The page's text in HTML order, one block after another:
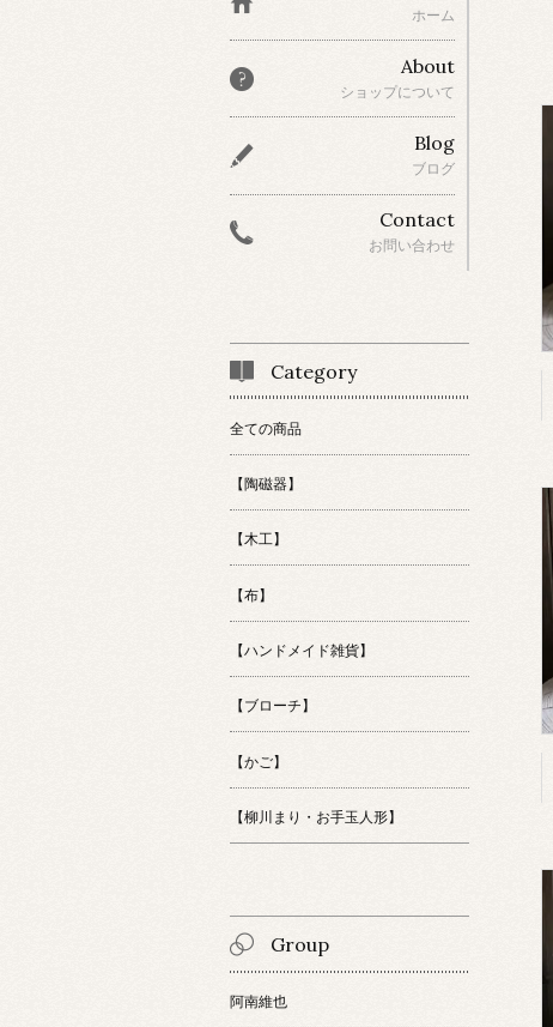
ホーム
About
ショップについて
Blog
ブログ
Contact
お問い合わせ
Category
全ての商品
【陶磁器】
【木工】
【布】
【ハンドメイド雑貨】
【ブローチ】
【かご】
【柳川まり・お手玉人形】
Group
阿南維也